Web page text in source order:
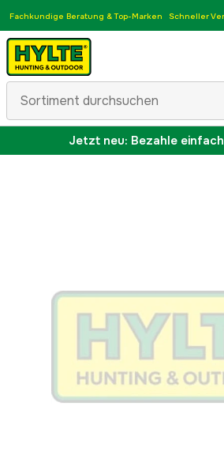
Fachkundige Beratung & Top-Marken Schneller
Jetzt neu: Bezahle einfach